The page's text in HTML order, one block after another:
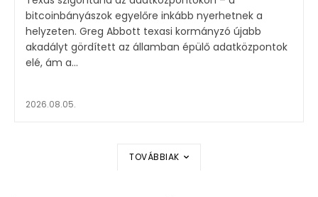
bitcoinbányászok egyelőre inkább nyerhetnek a
helyzeten. Greg Abbott texasi kormányzó újabb
akadályt gördített az államban épülő adatközpontok
elé, ám a...
2026.08.05.
TOVÁBBIAK